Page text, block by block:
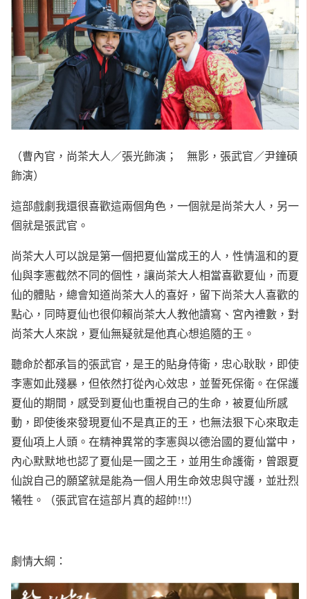
（曹內官，尚茶大人／張光飾演； 無影，張武官／尹鐘碩
飾演）
這部戲劇我還很喜歡這兩個角色，一個就是尚茶大人，另一
個就是張武官。
尚茶大人可以說是第一個把夏仙當成王的人，性情溫和的夏
仙與李憲截然不同的個性，讓尚茶大人相當喜歡夏仙，而夏
仙的體貼，總會知道尚茶大人的喜好，留下尚茶大人喜歡的
點心，同時夏仙也很仰賴尚茶大人教他讀寫、宮內禮數，對
尚茶大人來說，夏仙無疑就是他真心想追隨的王。
聽命於都承旨的張武官，是王的貼身侍衛，忠心耿耿，即使
李憲如此殘暴，但依然打從內心效忠，並誓死保衛。在保護
夏仙的期間，感受到夏仙也重視自己的生命，被夏仙所感
動，即使後來發現夏仙不是真正的王，也無法狠下心來取走
夏仙項上人頭。在精神異常的李憲與以德治國的夏仙當中，
內心默默地也認了夏仙是一國之王，並用生命護衛，曾跟夏
仙說自己的願望就是能為一個人用生命效忠與守護，並壯烈
犧牲。（張武官在這部片真的超帥!!!）
劇情大綱：